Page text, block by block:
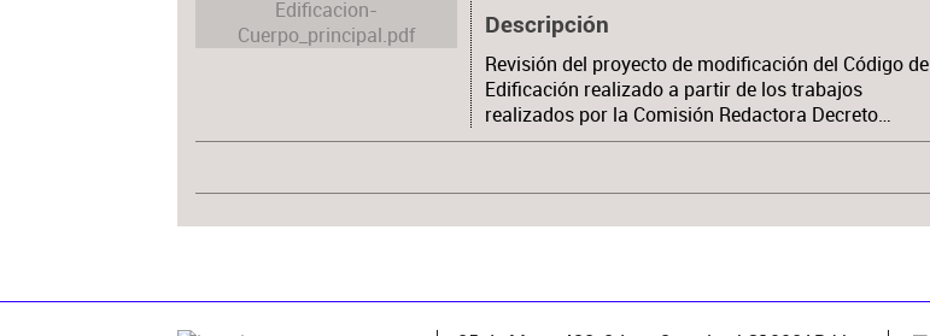
Descripción
Revisión del proyecto de modificación del Código de
Edificación realizado a partir de los trabajos
realizados por la Comisión Redactora Decreto…